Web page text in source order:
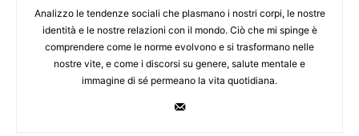
Analizzo le tendenze sociali che plasmano i nostri corpi, le nostre
identità e le nostre relazioni con il mondo. Ciò che mi spinge è
comprendere come le norme evolvono e si trasformano nelle
nostre vite, e come i discorsi su genere, salute mentale e
immagine di sé permeano la vita quotidiana.